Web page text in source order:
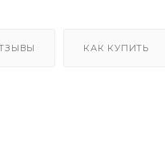
КАК КУПИТЬ